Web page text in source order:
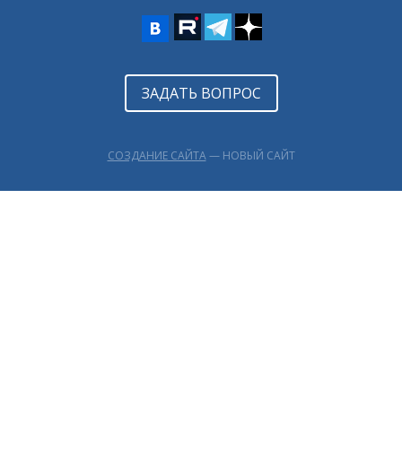
ЗАДАТЬ ВОПРОС
СОЗДАНИЕ САЙТА— НОВЫЙ САЙТ